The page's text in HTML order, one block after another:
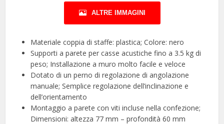
ALTRE IMMAGINI
Materiale coppia di staffe: plastica; Colore: nero
Supporti a parete per casse acustiche fino a 3.5 kg di
peso; Installazione a muro molto facile e veloce
Dotato di un perno di regolazione di angolazione
manuale; Semplice regolazione dell’inclinazione e
dell’orientamento
Montaggio a parete con viti incluse nella confezione;
Dimensioni: altezza 77 mm – profondità 60 mm